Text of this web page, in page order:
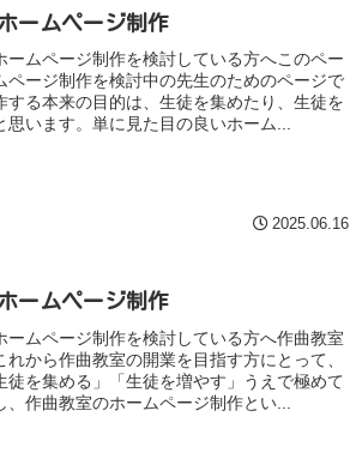
ームページ制作
ームページ制作を検討している方へこのペー
ページ制作を検討中の先生のためのページで
する本来の目的は、生徒を集めたり、生徒を
思います。単に見た目の良いホーム...
2025.06.16
ームページ制作
ームページ制作を検討している方へ作曲教室
から作曲教室の開業を目指す方にとって、
徒を集める」「生徒を増やす」うえで極めて
作曲教室のホームページ制作とい...